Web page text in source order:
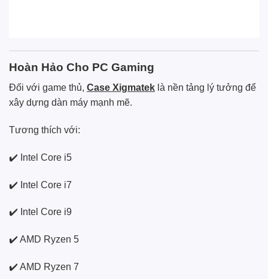
Hoàn Hảo Cho PC Gaming
Đối với game thủ, Case Xigmatek là nền tảng lý tưởng để
xây dựng dàn máy mạnh mẽ.
Tương thích với:
✔️ Intel Core i5
✔️ Intel Core i7
✔️ Intel Core i9
✔️ AMD Ryzen 5
✔️ AMD Ryzen 7